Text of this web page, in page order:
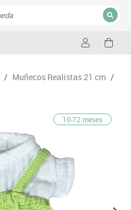
CERRAR
/ Muñecos Realistas 21 cm /
10-72 meses